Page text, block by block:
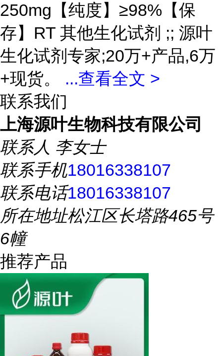
250mg【纯度】≥98%【保
存】RT 其他生化试剂 ;; 源叶
生化试剂专家;20万+产品,6万
+现货。 ...查看全文 >
联系我们
上海源叶生物科技有限公司
联系人 李女士
联系手机18016338107
联系电话18016338107
所在地址松江区长塔路465号
6幢
推荐产品